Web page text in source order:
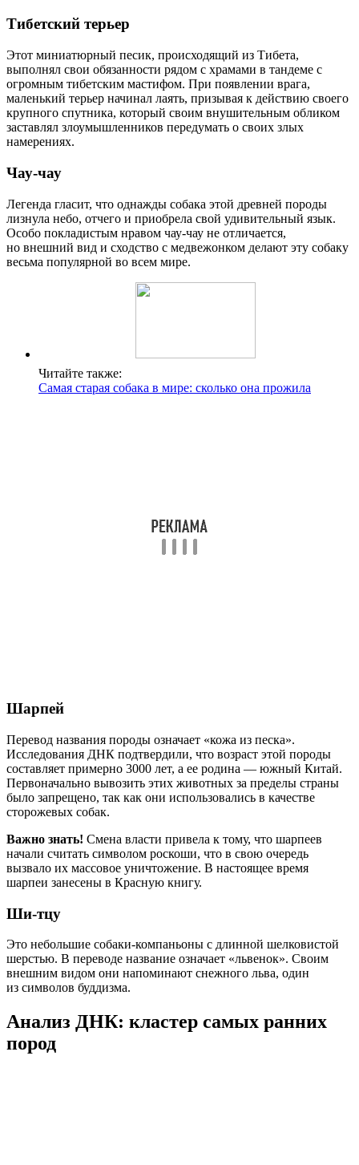
Тибетский терьер
Этот миниатюрный песик, происходящий из Тибета,
выполнял свои обязанности рядом с храмами в тандеме с
огромным тибетским мастифом. При появлении врага,
маленький терьер начинал лаять, призывая к действию своего
крупного спутника, который своим внушительным обликом
заставлял злоумышленников передумать о своих злых
намерениях.
Чау-чау
Легенда гласит, что однажды собака этой древней породы
лизнула небо, отчего и приобрела свой удивительный язык.
Особо покладистым нравом чау-чау не отличается,
но внешний вид и сходство с медвежонком делают эту собаку
весьма популярной во всем мире.
Читайте также:
Самая старая собака в мире: сколько она прожила
Шарпей
Перевод названия породы означает «кожа из песка».
Исследования ДНК подтвердили, что возраст этой породы
составляет примерно 3000 лет, а ее родина — южный Китай.
Первоначально вывозить этих животных за пределы страны
было запрещено, так как они использовались в качестве
сторожевых собак.
Важно знать! Смена власти привела к тому, что шарпеев
начали считать символом роскоши, что в свою очередь
вызвало их массовое уничтожение. В настоящее время
шарпеи занесены в Красную книгу.
Ши-тцу
Это небольшие собаки-компаньоны с длинной шелковистой
шерстью. В переводе название означает «львенок». Своим
внешним видом они напоминают снежного льва, один
из символов буддизма.
Анализ ДНК: кластер самых ранних
пород